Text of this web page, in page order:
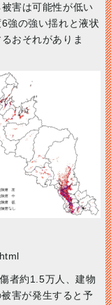
害は可能性が低い
強の強い揺れと液状
おそれがありま
者約1.5万人、建物
害が発生すると予